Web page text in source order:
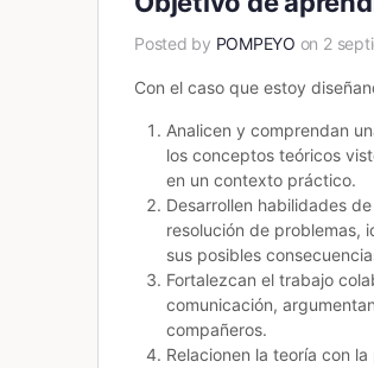
Posted by POMPEYO on 2
Con el caso que estoy
Analicen y comprendan
los conceptos teóricos
en un contexto práctico.
Desarrollen habilidades
resolución de problemas,
sus posibles
Fortalezcan el trabajo
comunicación,
compañeros.
Relacionen la teoría con